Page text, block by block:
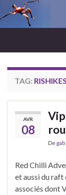
TAG:
AVR
08
De gab
Red Chilli
et aussi du raft
associés dont